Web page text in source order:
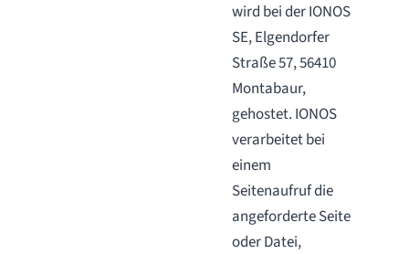
wird bei der IONOS
SE, Elgendorfer
Straße 57, 56410
Montabaur,
gehostet. IONOS
verarbeitet bei
einem
Seitenaufruf die
angeforderte Seite
oder Datei,